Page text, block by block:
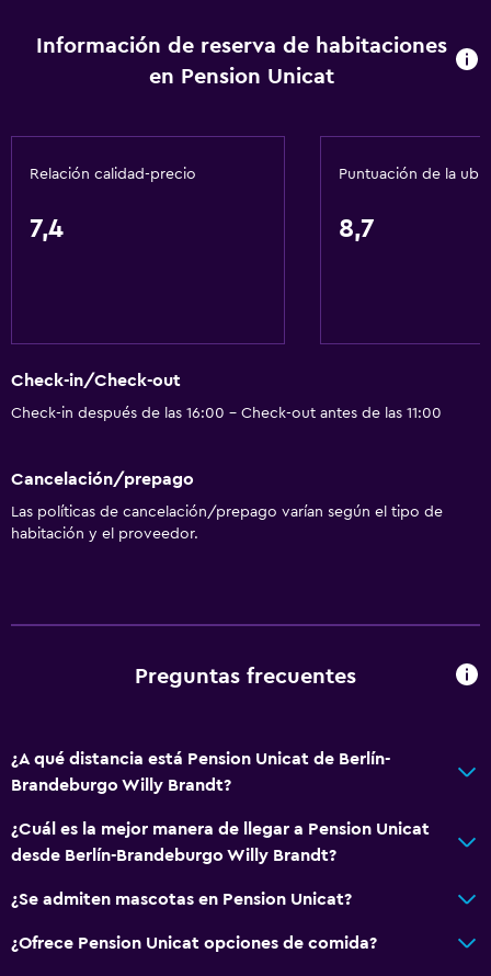
Información de reserva de habitaciones
en Pension Unicat
Relación calidad-precio
7,4
Puntuación de la
8,7
Check-in/Check-out
Check-in después de las 16:00 - Check-out antes de las 11:00
Cancelación/prepago
Las políticas de cancelación/prepago varían según el tipo de
habitación y el proveedor.
Preguntas frecuentes
¿A qué distancia está Pension Unicat de Berlín-
Brandeburgo Willy Brandt?
¿Cuál es la mejor manera de llegar a Pension Unicat
desde Berlín-Brandeburgo Willy Brandt?
¿Se admiten mascotas en Pension Unicat?
¿Ofrece Pension Unicat opciones de comida?